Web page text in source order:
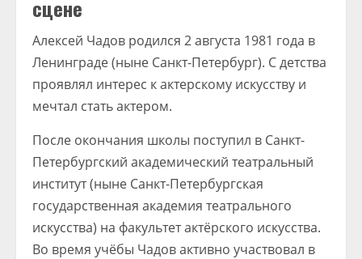
сцене
Алексей Чадов родился 2 августа 1981 года в
Ленинграде (ныне Санкт-Петербург). С детства
проявлял интерес к актерскому искусству и
мечтал стать актером.
После окончания школы поступил в Санкт-
Петербургский академический театральный
институт (ныне Санкт-Петербургская
государственная академия театрального
искусства) на факультет актёрского искусства.
Во время учёбы Чадов активно участвовал в